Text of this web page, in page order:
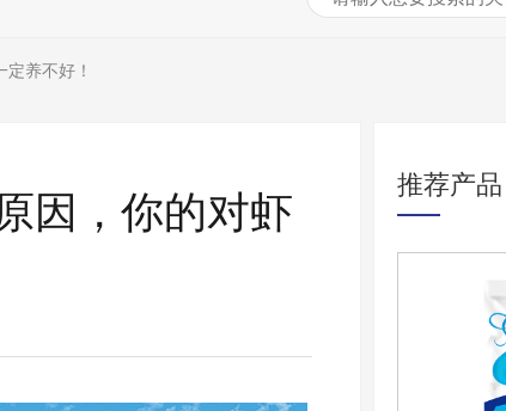
养不好！
因，你的对虾
推荐产品